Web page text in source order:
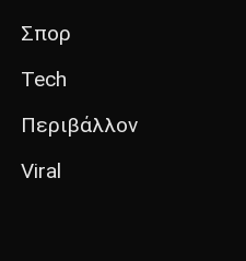
Σπορ
Tech
Περιβάλλον
Viral